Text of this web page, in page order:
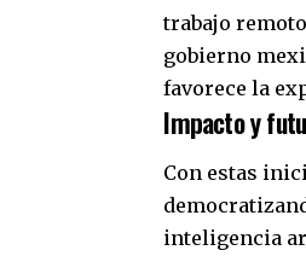
trabajo
gobierno
favorece la
Impacto y
Con estas
inteligencia